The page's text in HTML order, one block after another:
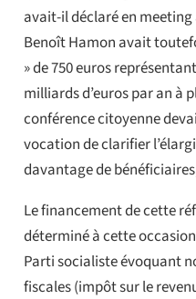
avait-il déclaré en meeting
Benoît Hamon avait
» de 750 euros
milliards d’euros par an à
conférence citoyenne
vocation de clarifier
davantage de
Le financement de cette
déterminé à cette
Parti socialiste évoquant
fiscales (impôt sur le